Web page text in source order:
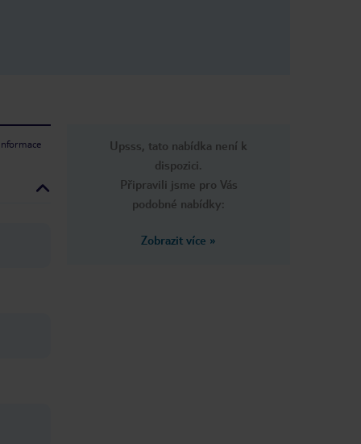
Upsss, tato nabídka není k
dispozici.
Připravili jsme pro Vás
podobné nabídky:
Zobrazit více »